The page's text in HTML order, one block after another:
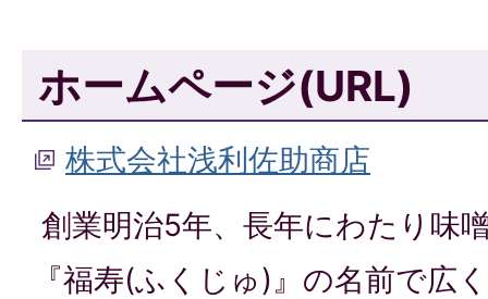
ホームページ(URL)
株式会社浅利佐助商店
創業明治5年、長年にわたり味
『福寿(ふくじゅ)』の名前で広